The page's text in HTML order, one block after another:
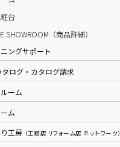
台
SHOWROOM（商品詳細）
ングサポート
タログ・カタログ請求
ーム
ム
工房 （工務店 リフォーム店 ネットワーク）